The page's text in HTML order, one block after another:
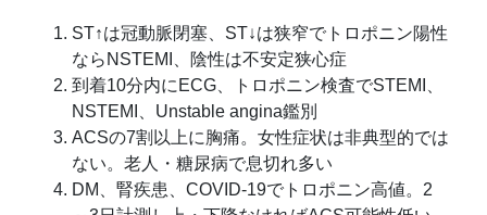
ST↑は冠動脈閉塞、ST↓は狭窄でトロポニン陽性
ならNSTEMI、陰性は不安定狭心症
到着10分内にECG、トロポニン検査でSTEMI、
NSTEMI、Unstable angina鑑別
ACSの7割以上に胸痛。女性症状は非典型的では
ない。老人・糖尿病で息切れ多い
DM、腎疾患、COVID-19でトロポニン高値。2